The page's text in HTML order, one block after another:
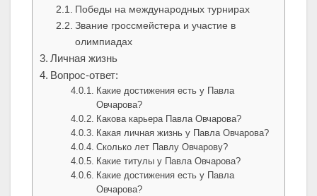
Победы на международных турнирах
Звание гроссмейстера и участие в
олимпиадах
Личная жизнь
Вопрос-ответ:
Какие достижения есть у Павла
Овчарова?
Какова карьера Павла Овчарова?
Какая личная жизнь у Павла Овчарова?
Сколько лет Павлу Овчарову?
Какие титулы у Павла Овчарова?
Какие достижения есть у Павла
Овчарова?